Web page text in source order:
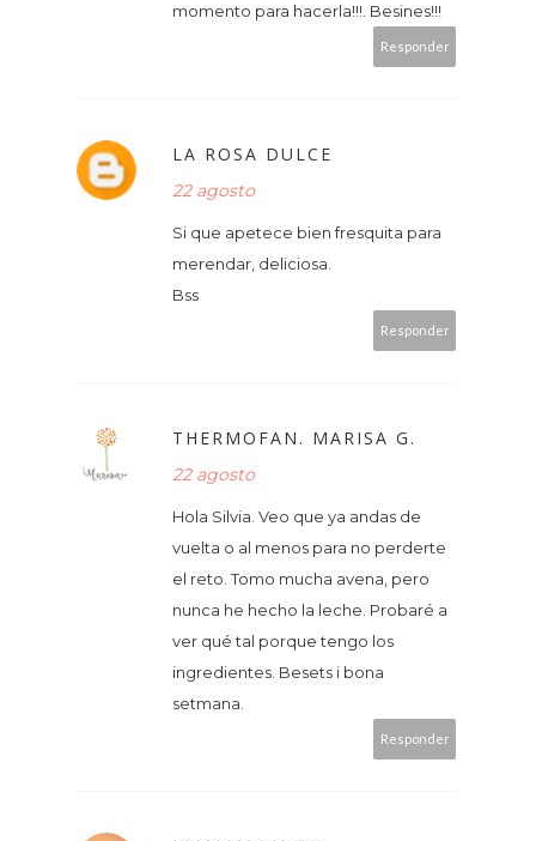
momento para hacerla!!!. Besines!!!
Responder
LA ROSA DULCE
22 agosto
Si que apetece bien fresquita para
merendar, deliciosa.
Bss
Responder
THERMOFAN. MARISA G.
22 agosto
Hola Silvia. Veo que ya andas de
vuelta o al menos para no perderte
el reto. Tomo mucha avena, pero
nunca he hecho la leche. Probaré a
ver qué tal porque tengo los
ingredientes. Besets i bona
setmana.
Responder